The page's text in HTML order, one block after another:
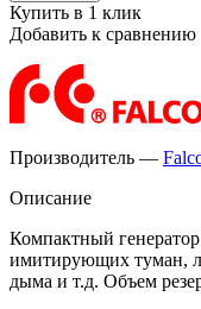
Купить в 1 клик
Добавить к сравнению
Производитель —
Описание
Компактный
имитирующих туман,
дыма и т.д. Объем